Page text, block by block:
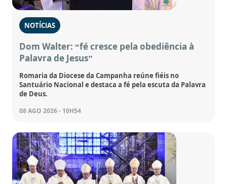
NOTÍCIAS
Dom Walter: “fé cresce pela obediência à
Palavra de Jesus”
Romaria da Diocese da Campanha reúne fiéis no
Santuário Nacional e destaca a fé pela escuta da Palavra
de Deus.
08 AGO 2026 - 10H54